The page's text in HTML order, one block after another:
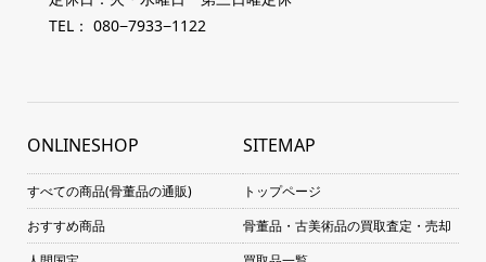
TEL： 080−7933−1122
ONLINESHOP
すべての商品(骨董品の通販)
おすすめ商品
SITEMAP
トップページ
骨董品・古美術品の買取査定・売却